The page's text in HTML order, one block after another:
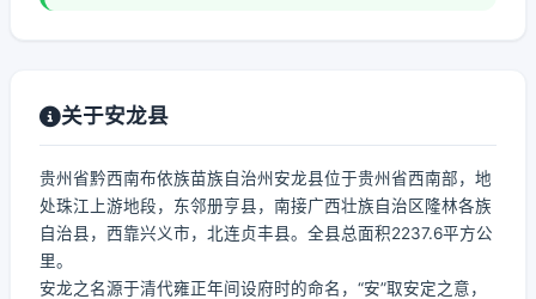
关于安龙县
贵州省黔西南布依族苗族自治州安龙县位于贵州省西南部，地
处珠江上游地段，东邻册亨县，南接广西壮族自治区隆林各族
自治县，西靠兴义市，北连贞丰县。全县总面积2237.6平方公
里。
安龙之名源于清代雍正年间设府时的命名，“安”取安定之意，